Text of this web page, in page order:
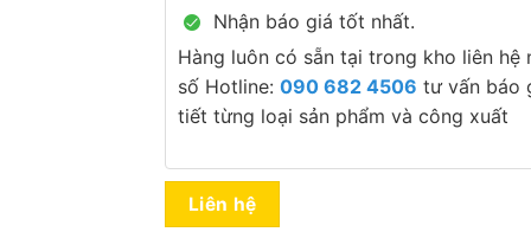
Nhận báo giá tốt nhất.
Hàng luôn có sẵn tại trong kho liên hệ
số Hotline: 090 682 4506 tư vấn báo
tiết từng loại sản phẩm và công xuất
Liên hệ